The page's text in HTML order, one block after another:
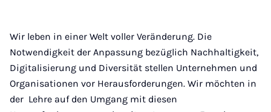
Wir leben in einer Welt voller Veränderung. Die
Notwendigkeit der Anpassung bezüglich Nachhaltigkeit,
Digitalisierung und Diversität stellen Unternehmen und
Organisationen vor Herausforderungen. Wir möchten in
der Lehre auf den Umgang mit diesen